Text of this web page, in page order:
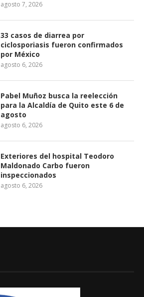
agosto 7, 2026
33 casos de diarrea por
ciclosporiasis fueron confirmados
por México
agosto 6, 2026
Pabel Muñoz busca la reelección
para la Alcaldía de Quito este 6 de
agosto
agosto 6, 2026
Exteriores del hospital Teodoro
Maldonado Carbo fueron
inspeccionados
agosto 6, 2026